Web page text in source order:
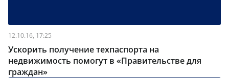
12.10.16, 17:25
Ускорить получение техпаспорта на
недвижимость помогут в «Правительстве для
граждан»